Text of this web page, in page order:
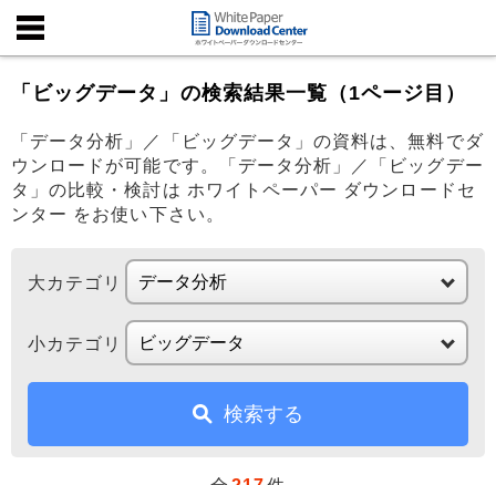
「ビッグデータ」の検索結果一覧（1ページ目）
「データ分析」／「ビッグデータ」の資料は、無料でダ
ウンロードが可能です。「データ分析」／「ビッグデー
タ」の比較・検討は ホワイトペーパー ダウンロードセ
ンター をお使い下さい。
大カテゴリ
小カテゴリ
検索する